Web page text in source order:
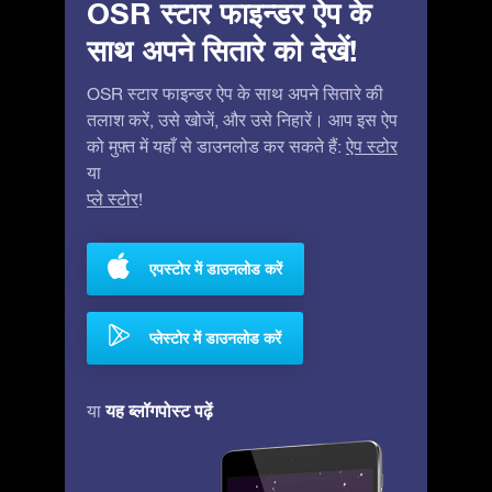
OSR स्टार फाइन्डर ऐप के
साथ अपने सितारे को देखें!
OSR स्टार फाइन्डर ऐप के साथ अपने सितारे की
तलाश करें, उसे खोजें, और उसे निहारें। आप इस ऐप
को मुफ़्त में यहाँ से डाउनलोड कर सकते हैं: ऐप स्टोर
या
प्ले स्टोर!
एपस्टोर में डाउनलोड करें
प्लेस्टोर में डाउनलोड करें
यायह ब्लॉगपोस्ट पढ़ें